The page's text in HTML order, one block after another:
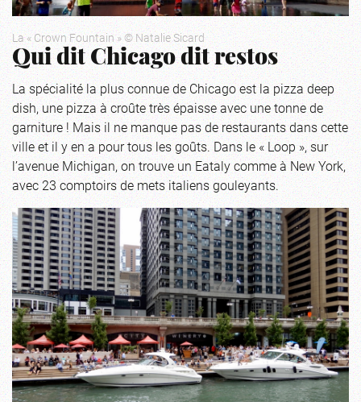
La « Crown Fountain » © Natalie Sicard
Qui dit Chicago dit restos
La spécialité la plus connue de Chicago est la pizza deep
dish, une pizza à croûte très épaisse avec une tonne de
garniture ! Mais il ne manque pas de restaurants dans cette
ville et il y en a pour tous les goûts. Dans le « Loop », sur
l’avenue Michigan, on trouve un Eataly comme à New York,
avec 23 comptoirs de mets italiens gouleyants.